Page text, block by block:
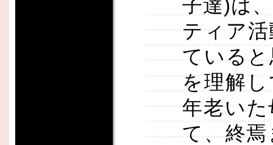
子達)は
ティア
ている
を理解
年老い
て、終